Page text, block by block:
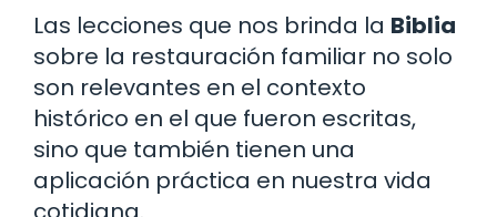
Las lecciones que nos brinda la Biblia
sobre la restauración familiar no solo
son relevantes en el contexto
histórico en el que fueron escritas,
sino que también tienen una
aplicación práctica en nuestra vida